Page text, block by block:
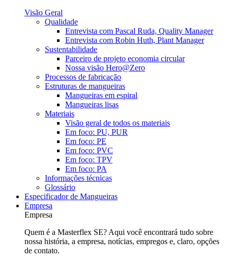
Visão Geral
Qualidade
Entrevista com Pascal Ruda, Quality Manager
Entrevista com Robin Huth, Plant Manager
Sustentabilidade
Parceiro de projeto economia circular
Nossa visão Hero@Zero
Processos de fabricação
Estruturas de mangueiras
Mangueiras em espiral
Mangueiras lisas
Materiais
Visão geral de todos os materiais
Em foco: PU, PUR
Em foco: PE
Em foco: PVC
Em foco: TPV
Em foco: PA
Informações técnicas
Glossário
Especificador de Mangueiras
Empresa
Empresa
Quem é a Masterflex SE? Aqui você encontrará tudo sobre
nossa história, a empresa, notícias, empregos e, claro, opções
de contato.